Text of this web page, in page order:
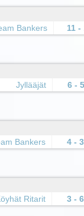
Bankers 11 -
Jyllääjät 6 - 5
Bankers 4 - 3
Ritarit 3 - 6